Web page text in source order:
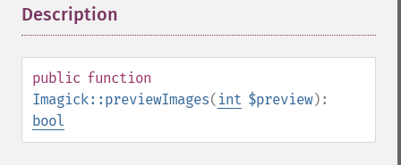
Description
public function
Imagick::previewImages( int $preview):
bool
gaussianBlurImage
getCompressionQuality
getCopyright
getFilename